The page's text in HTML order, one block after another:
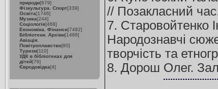
природи[679]
Фізкультура. Спорт[339]
Освіта[1746]
Музика[244]
Соціологія[468]
Економіка. Фінанси[7482]
Бібліотеки. Архіви[1488]
Авіація.
Повітроплавство[80]
Туризм[110]
УДК в бібліотеках для
дітей[76]
Євродовідка[4]
// Позакласний
7. Старовойтенко
Народознавчі
творчість та
8. Дорош Олег.